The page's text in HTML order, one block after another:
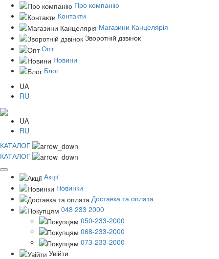
Про компанію
Контакти
Магазини Канцелярія
Зворотній дзвінок
Опт
Новини
Блог
UA
RU
UA
RU
КАТАЛОГ
КАТАЛОГ
Акції
Новинки
Доставка та оплата
048 233 2000
050-233-2000
068-233-2000
073-233-2000
Увійти